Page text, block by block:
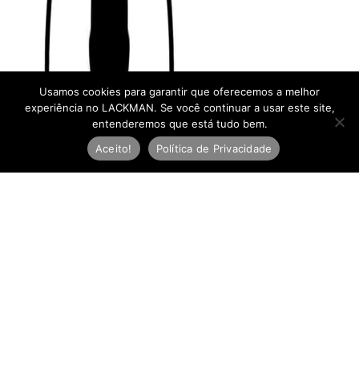
Usamos cookies para garantir que oferecemos a melhor
experiência no LACKMAN. Se você continuar a usar este site,
entenderemos que está tudo bem.
Aceito!
Política de Privacidade